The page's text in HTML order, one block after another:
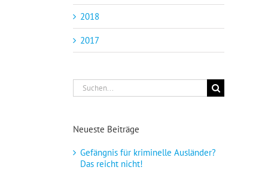
2018
2017
Suche
nach:
Neueste Beiträge
Gefängnis für kriminelle Ausländer?
Das reicht nicht!